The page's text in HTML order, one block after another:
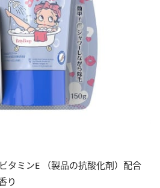
タミンE （製品の抗酸化剤）配合
り